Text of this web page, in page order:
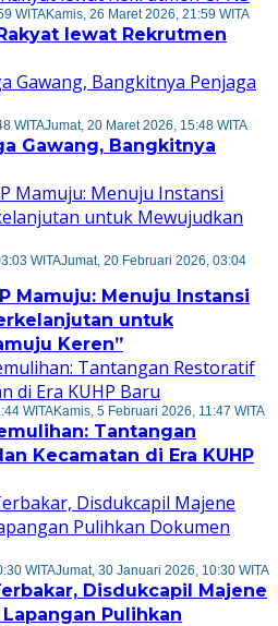
WITAKamis, 26 Maret 2026, 21:59 WITA
lewat Rekrutmen
WITAJumat, 20 Maret 2026, 15:48 WITA
Gawang, Bangkitnya
WITAJumat, 20 Februari 2026, 03:04
Mamuju: Menuju Instansi
untuk
Keren”
WITAKamis, 5 Februari 2026, 11:47 WITA
Tantangan
Kecamatan di Era KUHP
WITAJumat, 30 Januari 2026, 10:30 WITA
Disdukcapil Majene
Pulihkan